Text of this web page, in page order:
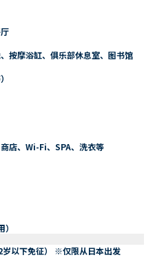
按摩浴缸、俱乐部休息室、图书馆
店、Wi-Fi、SPA、洗衣等
以下免征） ※仅限从日本出发